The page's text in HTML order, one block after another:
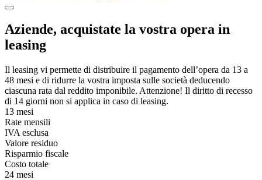
Aziende, acquistate la vostra opera in
leasing
Il leasing vi permette di distribuire il pagamento dell’opera da 13 a
48 mesi e di ridurre la vostra imposta sulle società deducendo
ciascuna rata dal reddito imponibile. Attenzione! Il diritto di recesso
di 14 giorni non si applica in caso di leasing.
13 mesi
Rate mensili
IVA esclusa
Valore residuo
Risparmio fiscale
Costo totale
24 mesi